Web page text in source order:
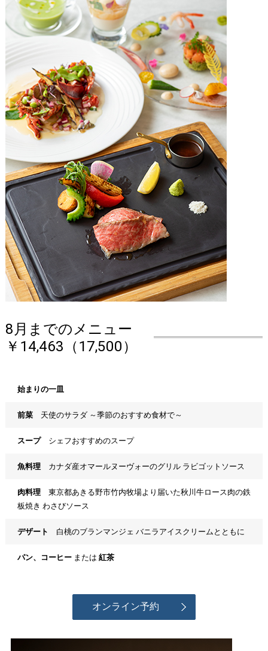
8月までのメニュー
￥14,463（17,500）
始まりの一皿
前菜 天使のサラダ ～季節のおすすめ食材で～
スープ シェフおすすめのスープ
魚料理 カナダ産オマールヌーヴォーのグリル ラビゴットソース
肉料理 東京都あきる野市竹内牧場より届いた秋川牛ロース肉の鉄
板焼き わさびソース
デザート 白桃のブランマンジェ バニラアイスクリームとともに
パン、コーヒー または 紅茶
オンライン予約